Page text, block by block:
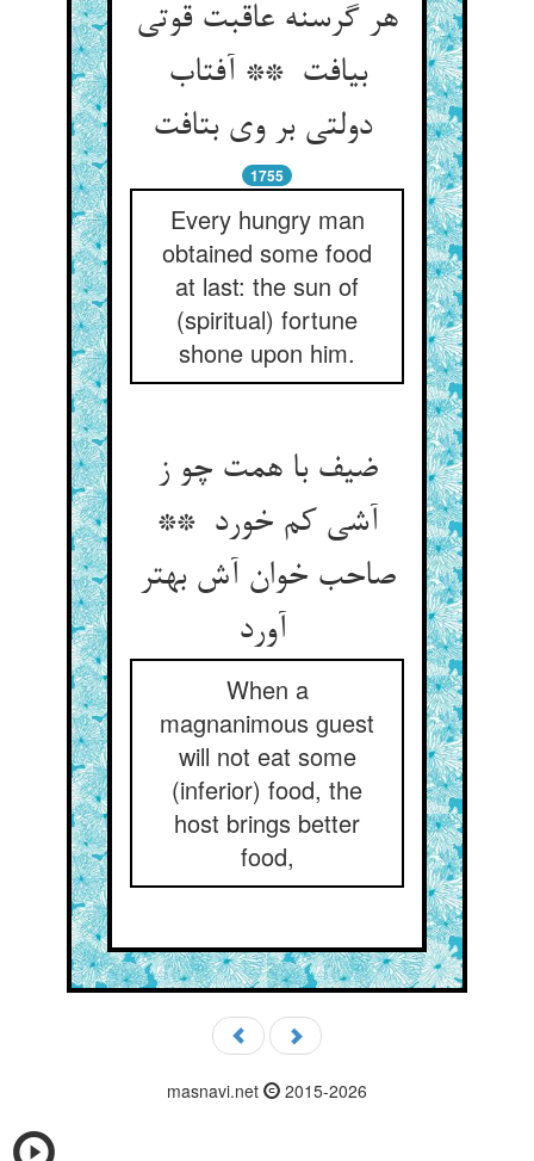
هر گرسنه عاقبت قوتی
بیافت ** آفتاب
دولتی بر وی بتافت
1755
Every hungry man
obtained some food
at last: the sun of
(spiritual) fortune
shone upon him.
ضیف با همت چو ز
آشی کم خورد **
صاحب خوان آش بهتر
When a
magnanimous guest
will not eat some
(inferior) food, the
host brings better
food,
masnavi.net 2015-2026